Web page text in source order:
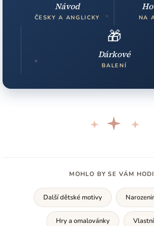
Návod
ČESKY A ANGLICKY NA
🎁
Dárkové
BALENÍ
MOHLO BY SE VÁM
Další dětské motivy
Hry a omalovánky